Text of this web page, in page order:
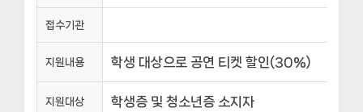
접수기관
지원내용 학생 대상으로 공연 티켓 할인(30%)
지원대상 학생증 및 청소년증 소지자